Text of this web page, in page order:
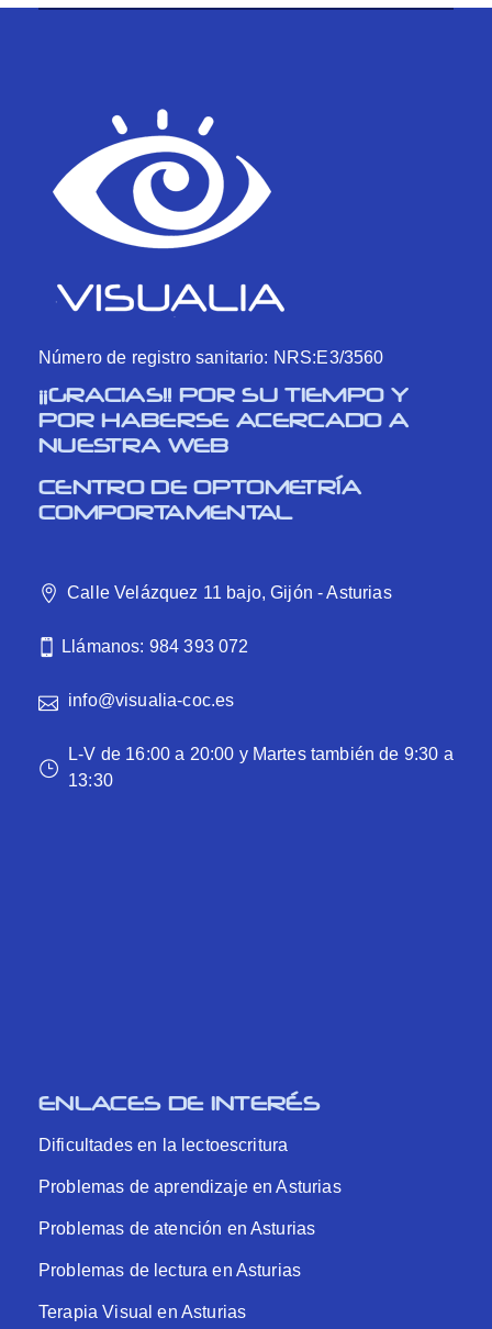
Número de registro sanitario: NRS:E3/3560
¡¡GRACIAS!! POR SU TIEMPO Y
POR HABERSE ACERCADO A
NUESTRA WEB
CENTRO DE OPTOMETRÍA
COMPORTAMENTAL
Calle Velázquez 11 bajo, Gijón - Asturias
Llámanos: 984 393 072
info@visualia-coc.es
L-V de 16:00 a 20:00 y Martes también de 9:30 a
13:30
ENLACES DE INTERÉS
Dificultades en la lectoescritura
Problemas de aprendizaje en Asturias
Problemas de atención en Asturias
Problemas de lectura en Asturias
Terapia Visual en Asturias